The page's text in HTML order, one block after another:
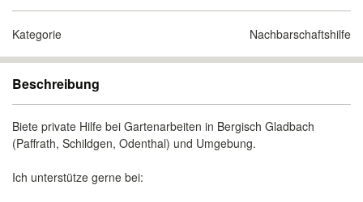
Kategorie Nachbarschaftshilfe
Beschreibung
Biete private Hilfe bei Gartenarbeiten in Bergisch Gladbach
(Paffrath, Schildgen, Odenthal) und Umgebung.
Ich unterstütze gerne bei: